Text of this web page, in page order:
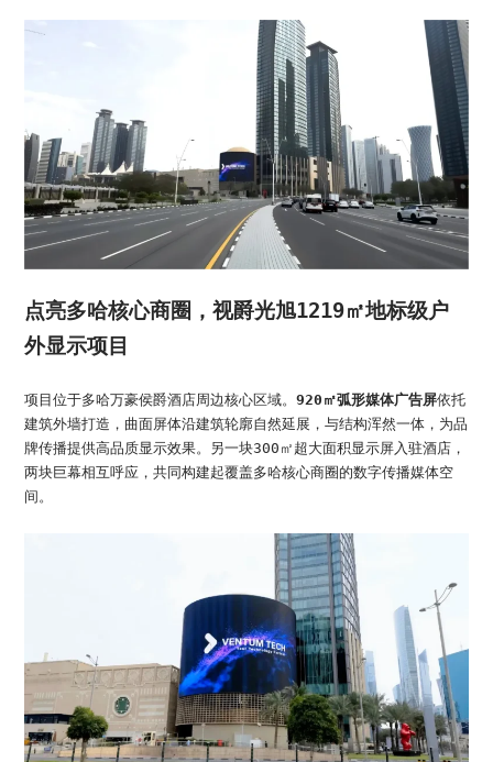
点亮多哈核心商圈，视爵光旭1219㎡地标级户
外显示项目
项目位于多哈万豪侯爵酒店周边核心区域。920㎡弧形媒体广告屏依托
建筑外墙打造，曲面屏体沿建筑轮廓自然延展，与结构浑然一体，为品
牌传播提供高品质显示效果。另一块300㎡超大面积显示屏入驻酒店，
两块巨幕相互呼应，共同构建起覆盖多哈核心商圈的数字传播媒体空
间。